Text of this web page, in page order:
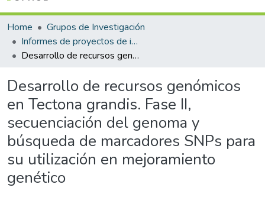
Home
Grupos de Investigación
Informes de proyectos de investigación
Desarrollo de recursos genómicos en Tectona grandis. Fase II, secuenciación del genoma y búsqueda de marcadores SNPs para su utilización en mejoramiento genético
Desarrollo de recursos genómicos
en Tectona grandis. Fase II,
secuenciación del genoma y
búsqueda de marcadores SNPs para
su utilización en mejoramiento
genético